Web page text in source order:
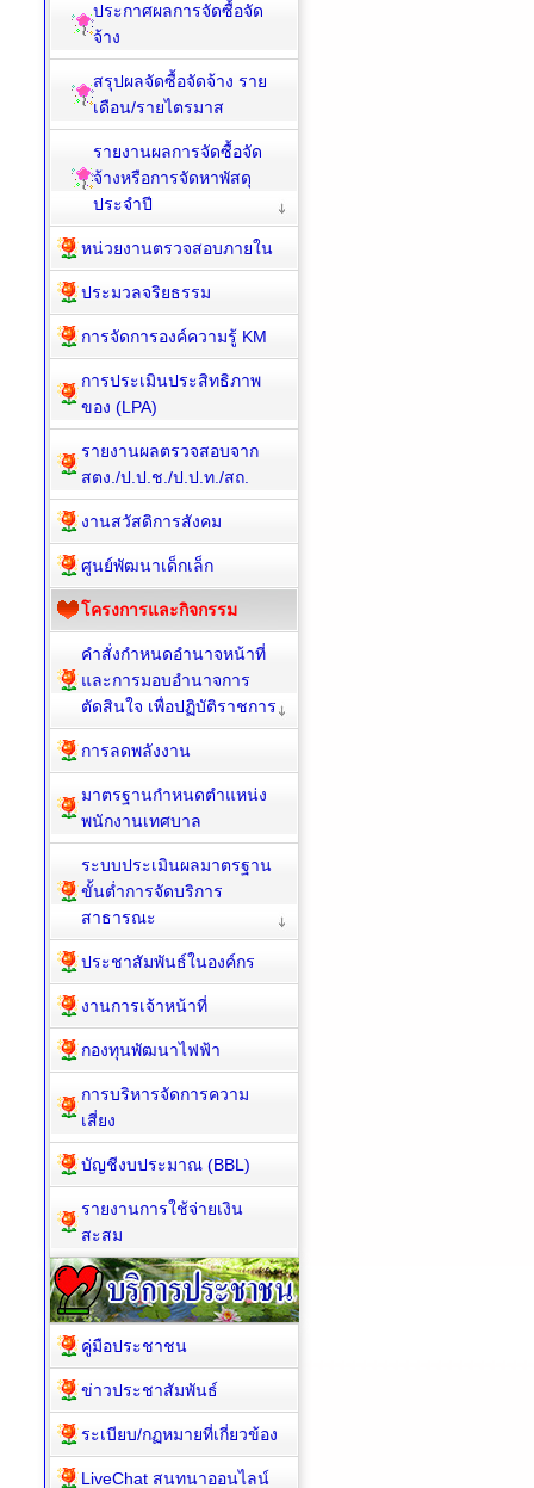
ประกาศผลการจัดซื้อจัด
จ้าง
สรุปผลจัดซื้อจัดจ้าง ราย
เดือน/รายไตรมาส
รายงานผลการจัดซื้อจัด
จ้างหรือการจัดหาพัสดุ
ประจำปี
หน่วยงานตรวจสอบภายใน
ประมวลจริยธรรม
การจัดการองค์ความรู้ KM
การประเมินประสิทธิภาพ
ของ (LPA)
รายงานผลตรวจสอบจาก
สตง./ป.ป.ช./ป.ป.ท./สถ.
งานสวัสดิการสังคม
ศูนย์พัฒนาเด็กเล็ก
โครงการและกิจกรรม
คำสั่งกำหนดอำนาจหน้าที่
และการมอบอำนาจการ
ตัดสินใจ เพื่อปฏิบัติราชการ
การลดพลังงาน
มาตรฐานกำหนดตำแหน่ง
พนักงานเทศบาล
ระบบประเมินผลมาตรฐาน
ขั้นต่ำการจัดบริการ
สาธารณะ
ประชาสัมพันธ์ในองค์กร
งานการเจ้าหน้าที่
กองทุนพัฒนาไฟฟ้า
การบริหารจัดการความ
เสี่ยง
บัญชีงบประมาณ (BBL)
รายงานการใช้จ่ายเงิน
สะสม
คู่มือประชาชน
ข่าวประชาสัมพันธ์
ระเบียบ/กฏหมายที่เกี่ยวข้อง
LiveChat สนทนาออนไลน์